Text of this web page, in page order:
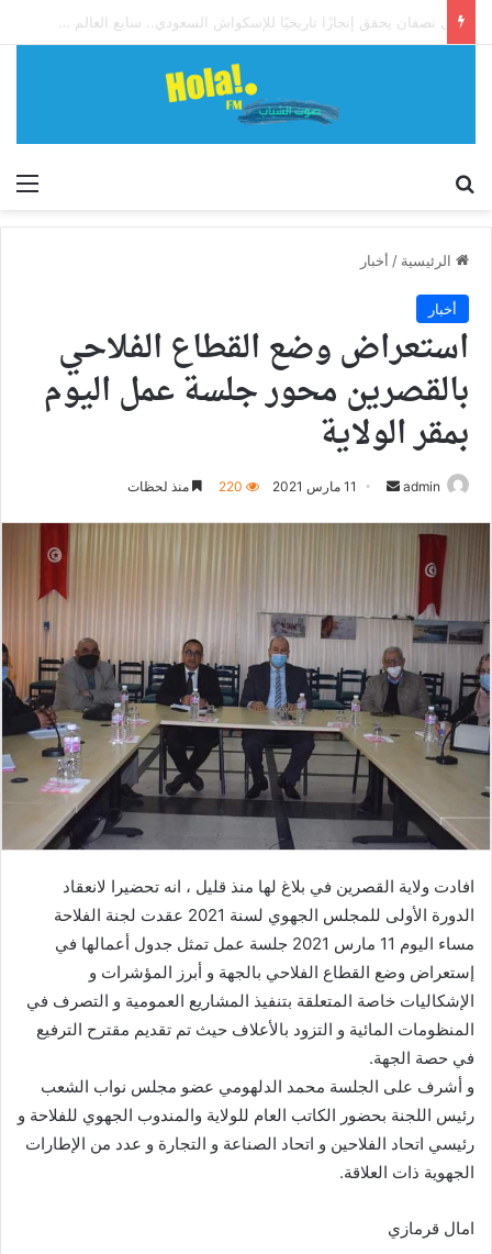
الرئيسية / أخبار
أخبار
استعراض وضع القطاع الفلاحي
بالقصرين محور جلسة عمل اليوم
بمقر الولاية
admin
أرسل
11 مارس 2021 220 منذ لحظات
افادت ولاية القصرين في بلاغ لها منذ قليل ، انه تحضيرا لانعقاد
الدورة الأولى للمجلس الجهوي لسنة 2021 عقدت لجنة الفلاحة
مساء اليوم 11 مارس 2021 جلسة عمل تمثل جدول أعمالها في
إستعراض وضع القطاع الفلاحي بالجهة و أبرز المؤشرات و
الإشكاليات خاصة المتعلقة بتنفيذ المشاريع العمومية و التصرف في
المنظومات المائية و التزود بالأعلاف حيث تم تقديم مقترح الترفيع
في حصة الجهة.
و أشرف على الجلسة محمد الدلهومي عضو مجلس نواب الشعب
رئيس اللجنة بحضور الكاتب العام للولاية والمندوب الجهوي للفلاحة و
رئيسي اتحاد الفلاحين و اتحاد الصناعة و التجارة و عدد من الإطارات
الجهوية ذات العلاقة.
امال قرمازي